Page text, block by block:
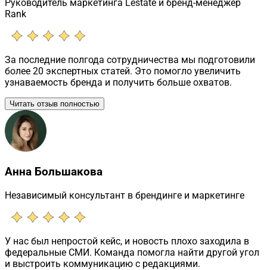
Руководитель маркетинга Lestate и бренд-менеджер
Rank
За последние полгода сотрудничества мы подготовили
более 20 экспертных статей. Это помогло увеличить
узнаваемость бренда и получить больше охватов.
Читать отзыв полностью
Анна Большакова
Независимый консультант в брендинге и маркетинге
У нас был непростой кейс, и новость плохо заходила в
федеральные СМИ. Команда помогла найти другой угол
и выстроить коммуникацию с редакциями.